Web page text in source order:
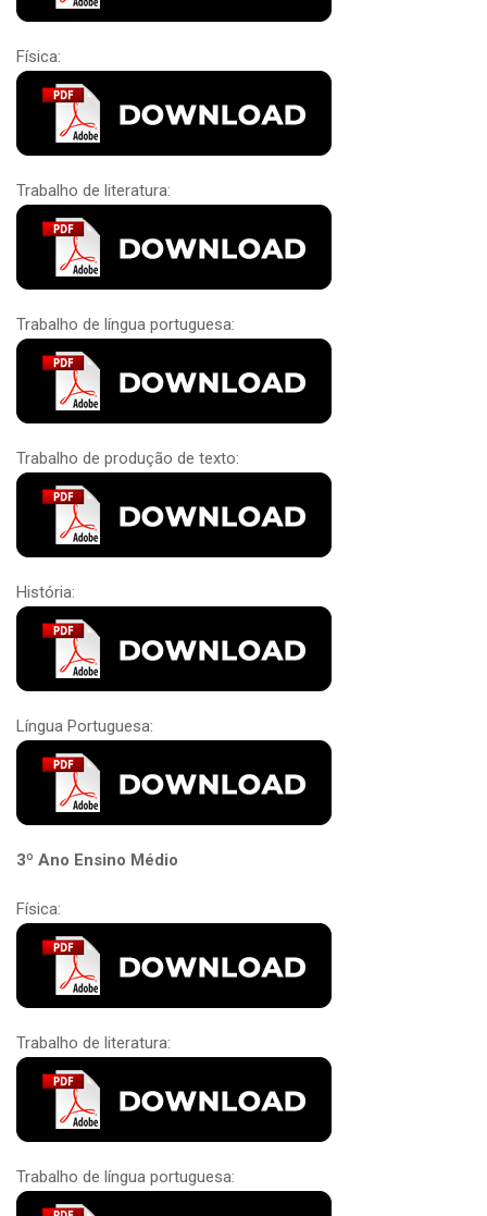
Física:
Trabalho de literatura:
Trabalho de língua portuguesa:
Trabalho de produção de texto:
História:
Língua Portuguesa:
3º Ano Ensino Médio
Física:
Trabalho de literatura:
Trabalho de língua portuguesa: